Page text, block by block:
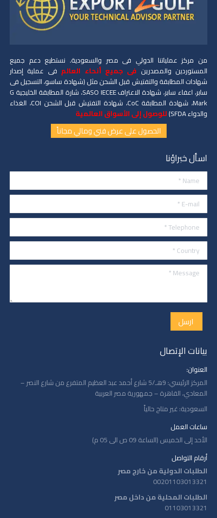
من مركز عملياتنا الدولي فى مصر والسعودية. نستطيع دعم جميع
المستوردين والمصدرين فى جميع أنحاء العالم فى عملية إصدار
شهادات المطابقة والتفتيش قبل الشحن مثل (شهادة ساسو، التسجيل فى
سابر، اعفاء سابر، شهادة الاعتراف SASO IECEE، شارة المطابقة الخليجية G
Mark، شهادة المطابقة CoC، شهادة التفتيش قبل الشحن COI، الغذاء
والدواء SFDA)
للوصول إلى الأسواق العالمية
الحصول على عرض فني ومالي مجاناً
اسأل خبراؤنا
Name *
E-mail *
Telephone *
Country *
Message *
ارسل
بيانات الإتصال
العنوان:
المركز الرئيسي: 9هـ/5 شارع أحمد عبد العظيم المتفرع من شارع النصر –
المعادي، القاهرة – جمهورية مصر العربية
السعودية: غير متاح حالياً
ساعات العمل
الأحد إلى الخميس (الساعة 09 ص الى 05 م)
أرقام التواصل
الطلبات الدولية من خارج مصر
00201103013321
الطلبات المحلية من داخل مصر
01103013321